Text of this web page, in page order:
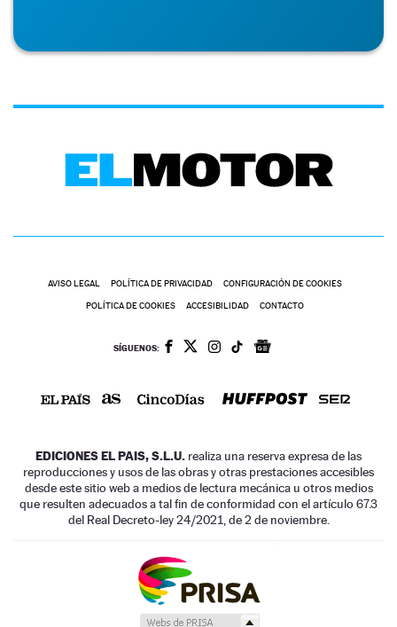
AVISO LEGAL POLÍTICA DE PRIVACIDAD CONFIGURACIÓN DE COOKIES
POLÍTICA DE COOKIES ACCESIBILIDAD CONTACTO
SÍGUENOS:
EDICIONES EL PAIS, S.L.U. realiza una reserva expresa de las
reproducciones y usos de las obras y otras prestaciones accesibles
desde este sitio web a medios de lectura mecánica u otros medios
que resulten adecuados a tal fin de conformidad con el artículo 67.3
del Real Decreto-ley 24/2021, de 2 de noviembre.